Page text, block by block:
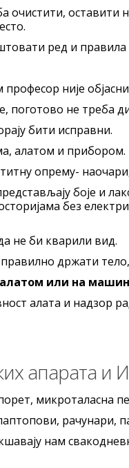
очистити,
ред и
није
поготово не треба
бити исправни.
алатом и прибором.
опрему-
боје и
без
не би кварили вид.
држати
или на
алата и надзор
апарата и
микроталасна
рачунари,
нам